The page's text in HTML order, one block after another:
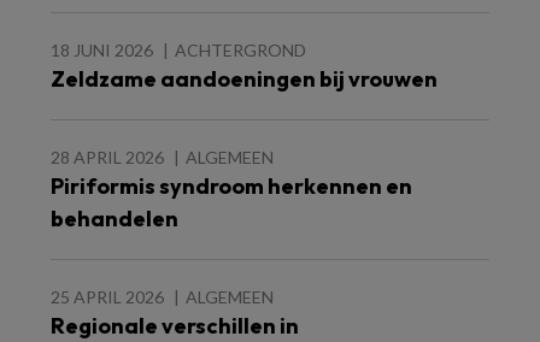
18 JUNI 2026 ACHTERGROND
Zeldzame aandoeningen bij vrouwen
28 APRIL 2026 ALGEMEEN
Piriformis syndroom herkennen en
behandelen
25 APRIL 2026 ALGEMEEN
Regionale verschillen in